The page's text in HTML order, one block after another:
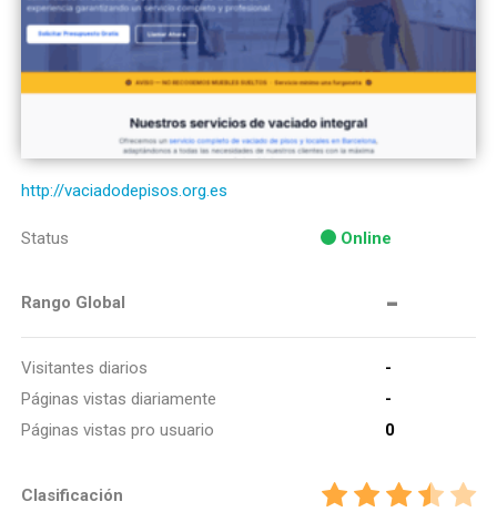
http://vaciadodepisos.org.es
Status Online
Rango Global -
Visitantes diarios
-
Páginas vistas diariamente
-
Páginas vistas pro usuario
0
Clasificación